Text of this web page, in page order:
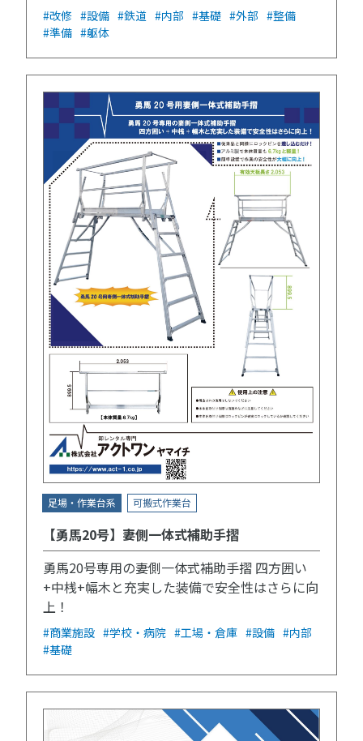
#改修 #設備 #鉄道 #内部 #基礎 #外部 #整備
#準備 #躯体
足場・作業台系 可搬式作業台
【勇馬20号】妻側一体式補助手摺
勇馬20号専用の妻側一体式補助手摺 四方囲い
+中桟+幅木と充実した装備で安全性はさらに向
上！
#商業施設 #学校・病院 #工場・倉庫 #設備 #内部
#基礎